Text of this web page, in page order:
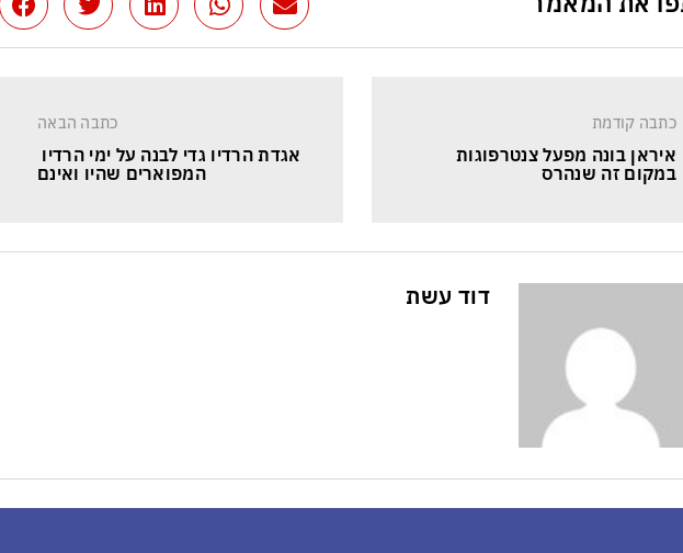
כתבה קודמת
איראן בונה מפעל צנטרפוגות
במקום זה שנהרס
כתבה הבאה
אגדת הרדיו גדי לבנה על ימי הרדיו
המפוארים שהיו ואינם
דוד עשת